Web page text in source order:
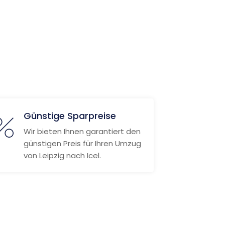
Günstige Sparpreise
Wir bieten Ihnen garantiert den
günstigen Preis für Ihren Umzug
von Leipzig nach Icel.